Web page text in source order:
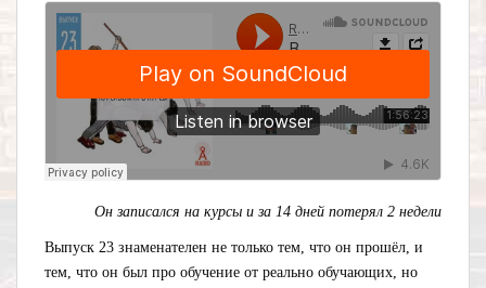
Он записался на курсы и за 14 дней потерял 2 недели
Выпуск 23 знаменателен не только тем, что он прошёл, и
тем, что он был про обучение от реально обучающих, но